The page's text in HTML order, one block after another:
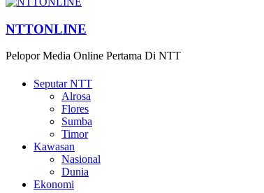
NTTONLINE
Pelopor Media Online Pertama Di NTT
Seputar NTT
Alrosa
Flores
Sumba
Timor
Kawasan
Nasional
Dunia
Ekonomi